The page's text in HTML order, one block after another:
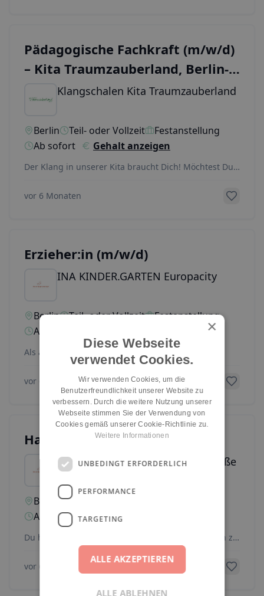
Pädagogische Fachkraft (m/w/d)
– Kita Traumzauberland, Berlin-
Friedrichshagen
Klangschalen Kita Traumzauberland
Berlin Teil- oder Vollzeit
Festanstellung
Ab sofort
Gehalt anzeigen
Der Klang in unserer Kita braucht Dich! Möchtest Du
vor 6 Monaten
Erzieher:in (m/w/d)
INA KINDER.GARTEN Europacity
Berlin Teil- oder Vollzeit
Festanstellung
Ab sofort
Als anerkannte pädagogische Fachkraft (m/w/d)
begeisterst du dich für die Arbeit mit Kindern aus
vor 6 Monaten
Hauswirtschaftskraft (m/w/d)
INA KINDER.GARTEN Finchleystraße
Berlin Teil- oder Vollzeit
Ab sofort
Gehalt anzeigen
Du hast Spaß daran, für und auch mal mit Kindern zu
kochen? Für Gesundheit, Genuss, Vielfalt und Nac
vor 6 Monaten
×
Diese Webseite
verwendet Cookies.
Wir verwenden Cookies, um die
Benutzerfreundlichkeit unserer Website zu
verbessern. Durch die weitere Nutzung unserer
Webseite stimmen Sie der Verwendung von
Cookies gemäß unserer Cookie-Richtlinie zu.
Weitere Informationen
UNBEDINGT ERFORDERLICH
PERFORMANCE
TARGETING
ALLE AKZEPTIEREN
ALLE ABLEHNEN